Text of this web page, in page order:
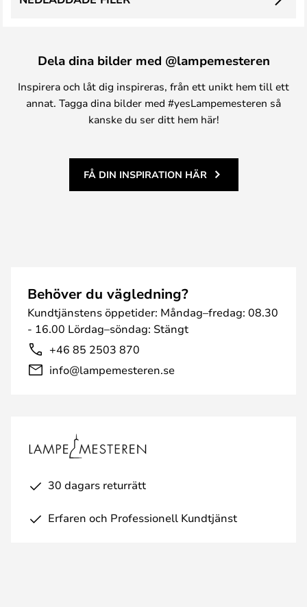
Dela dina bilder med @lampemesteren
Inspirera och låt dig inspireras, från ett unikt hem till ett
annat. Tagga dina bilder med #yesLampemesteren så
kanske du ser ditt hem här!
FÅ DIN INSPIRATION HÄR
Behöver du vägledning?
Kundtjänstens öppetider: Måndag–fredag: 08.30
- 16.00 Lördag–söndag: Stängt
+46 85 2503 870
info@lampemesteren.se
30 dagars returrätt
Erfaren och Professionell Kundtjänst